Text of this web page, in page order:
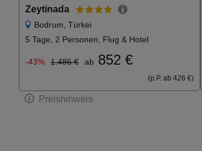
Zeytinada
Bodrum, Türkei
5 Tage, 2 Personen, Flug & Hotel
-43% 1.486 € ab 852 €
(p.P. ab 426 €)
Preishinweis